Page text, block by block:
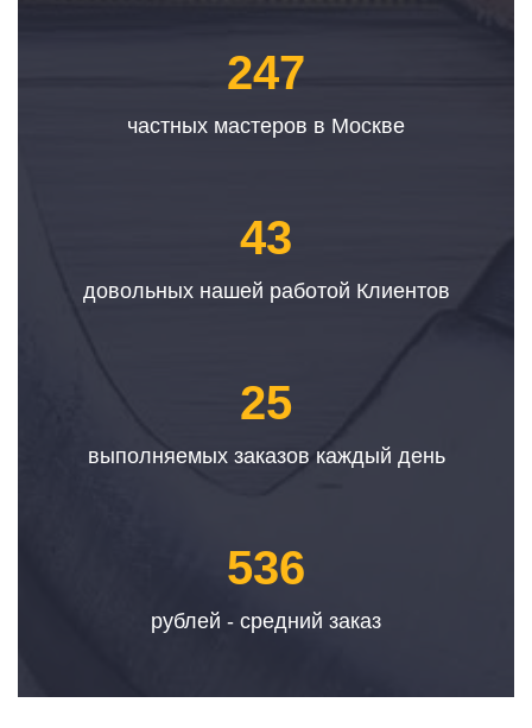
247
частных мастеров в Москве
43
довольных нашей работой Клиентов
25
выполняемых заказов каждый день
536
рублей - средний заказ